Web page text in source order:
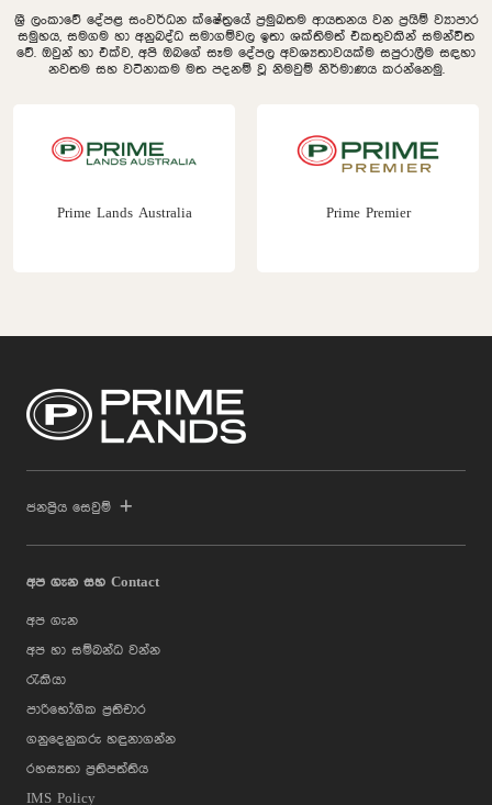
ශ්‍රී ලංකාවේ දේපළ සංවර්ධන ක්ෂේත්‍රයේ ප්‍රමුඛතම ආයතනය වන ප්‍රයිම් ව්‍යාපාර
සමුහය, සමගම හා අනුබද්ධ සමාගම්වල ඉතා ශක්තිමත් එකතුවකින් සමන්විත
වේ. ඔවුන් හා එක්ව, අපි ඔබගේ සෑම දේපල අවශ්‍යතාවයක්ම සපුරාලීම සඳහා
නවතම සහ වටිනාකම මත පදනම් වූ නිමවුම් නිර්මාණය කරන්නෙමු.
Prime Lands Australia Prime Premier
ජනප්‍රිය සෙවුම්
අප ගැන සහ Contact
අප ගැන
අප හා සම්බන්ධ වන්න
රැකියා
පාරිභෝගික ප්‍රතිචාර
ගනුදෙනුකරු හඳුනාගන්න
රහස්‍යතා ප්‍රතිපත්තිය
IMS Policy